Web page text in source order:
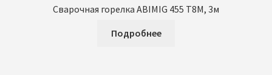
Сварочная горелка ABIMIG 455 T8M, 3м
Подробнее